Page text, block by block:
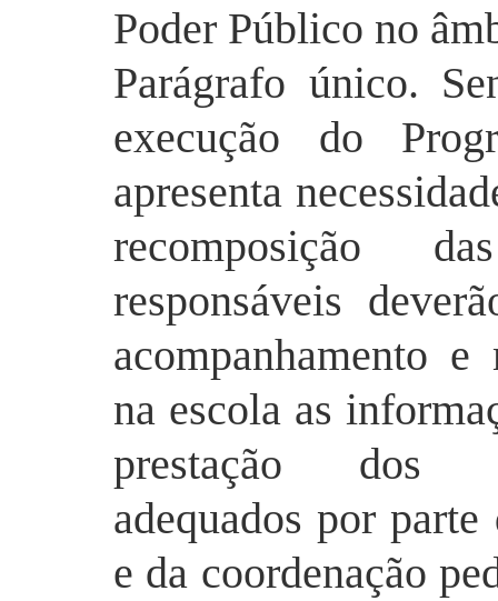
Poder Público no
Parágrafo único.
execução do
apresenta
recomposição
responsáveis
acompanhamento
na escola as
prestação dos
adequados por
e da coordenação